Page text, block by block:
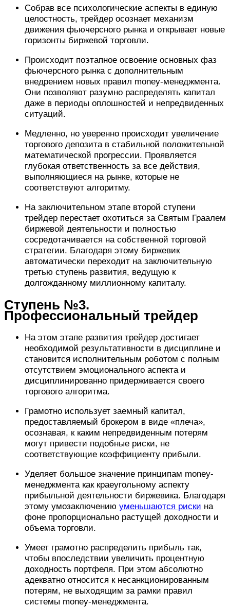
Собрав все психологические аспекты в единую
целостность, трейдер осознает механизм
движения фьючерсного рынка и открывает новые
горизонты биржевой торговли.
Происходит поэтапное освоение основных фаз
фьючерсного рынка с дополнительным
внедрением новых правил money-менеджмента.
Они позволяют разумно распределять капитал
даже в периоды оплошностей и непредвиденных
ситуаций.
Медленно, но уверенно происходит увеличение
торгового депозита в стабильной положительной
математической прогрессии. Проявляется
глубокая ответственность за все действия,
выполняющиеся на рынке, которые не
соответствуют алгоритму.
На заключительном этапе второй ступени
трейдер перестает охотиться за Святым Граалем
биржевой деятельности и полностью
сосредотачивается на собственной торговой
стратегии. Благодаря этому биржевик
автоматически переходит на заключительную
третью ступень развития, ведущую к
долгожданному миллионному капиталу.
Ступень №3.
Профессиональный трейдер
На этом этапе развития трейдер достигает
необходимой результативности в дисциплине и
становится исполнительным роботом с полным
отсутствием эмоционального аспекта и
дисциплинированно придерживается своего
торгового алгоритма.
Грамотно использует заемный капитал,
предоставляемый брокером в виде «плеча»,
осознавая, к каким непредвиденным потерям
могут привести подобные риски, не
соответствующие коэффициенту прибыли.
Уделяет большое значение принципам money-
менеджмента как краеугольному аспекту
прибыльной деятельности биржевика. Благодаря
этому умозаключению уменьшаются риски на
фоне пропорционально растущей доходности и
объема торговли.
Умеет грамотно распределить прибыль так,
чтобы впоследствии увеличить процентную
доходность портфеля. При этом абсолютно
адекватно относится к несанкционированным
потерям, не выходящим за рамки правил
системы money-менеджмента.